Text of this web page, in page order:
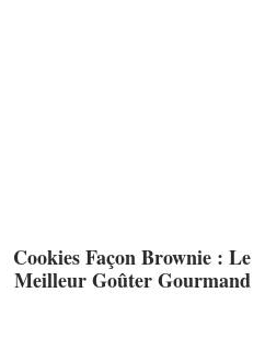
Cookies Façon Brownie : Le
Meilleur Goûter Gourmand